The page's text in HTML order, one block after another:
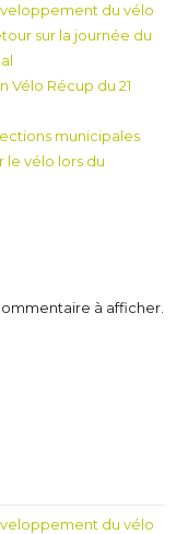
du vélo
sur la journée du
Vélo Récup du 21
municipales
le vélo lors du
à afficher.
du vélo